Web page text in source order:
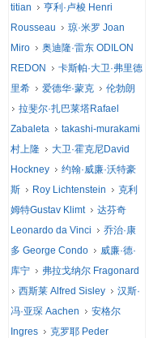
titian
亨利·卢梭 Henri
Rousseau
琼·米罗 Joan
Miro
奥迪隆·雷东 ODILON
REDON
卡斯帕·大卫·弗里德
里希
爱德华·蒙克
伦勃朗
拉斐尔·扎巴莱塔Rafael
Zabaleta
takashi-murakami
村上隆
大卫·霍克尼David
Hockney
约翰·威廉·沃特豪
斯
Roy Lichtenstein
克利
姆特Gustav Klimt
达芬奇
Leonardo da Vinci
乔治·康
多 George Condo
威廉·德·
库宁
弗拉戈纳尔 Fragonard
西斯莱 Alfred Sisley
汉斯·
冯·亚琛 Aachen
安格尔
Ingres
克罗耶 Peder